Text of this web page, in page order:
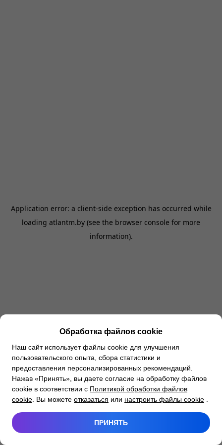
Application error: a client-side exception has occurred while
loading atlantm.by (see the browser console for more
information).
Обработка файлов cookie
Наш сайт использует файлы cookie для улучшения
пользовательского опыта, сбора статистики и
предоставления персонализированных рекомендаций.
Нажав «Принять», вы даете согласие на обработку файлов
cookie в соответствии с Политикой обработки файлов
cookie . Вы можете отказаться или настроить файлы cookie
ПРИНЯТЬ